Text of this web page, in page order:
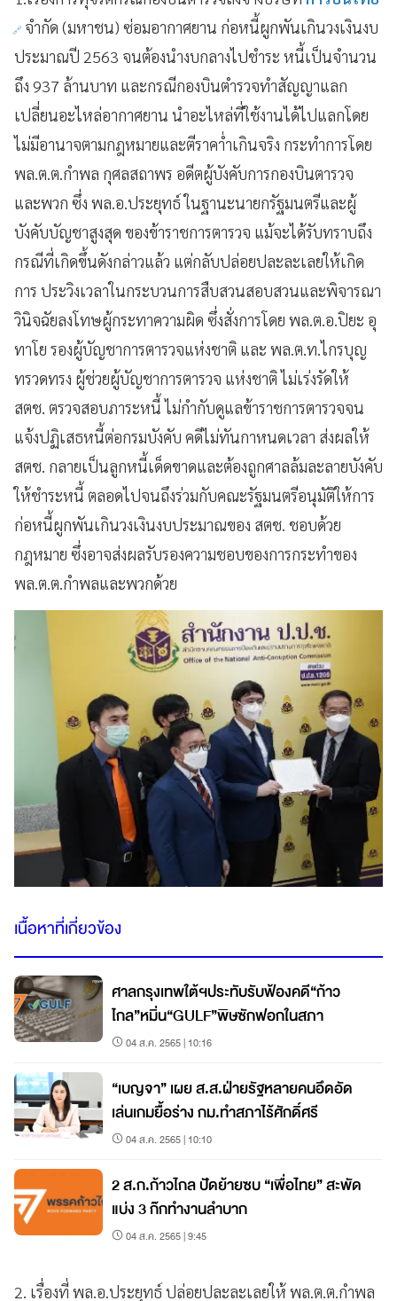
จำกัด (มหาชน) ซ่อมอากาศยาน ก่อหนี้ผูกพันเกินวงเงินงบ
ประมาณปี 2563 จนต้องนำงบกลางไปชำระ หนี้เป็นจำนวน
ถึง 937 ล้านบาท และกรณีกองบินตำรวจทำสัญญาแลก
เปลี่ยนอะไหล่อากาศยาน นำอะไหล่ที่ใช้งานได้ไปแลกโดย
ไม่มีอานาจตามกฎหมายและตีราคา่ำเกินจริง กระทำการโดย
พล.ต.ต.กำพล กุศลสถาพร อดีตผู้บังคับการกองบินตารวจ
และพวก ซึ่ง พล.อ.ประยุทธ์ ในฐานะนายกรัฐมนตรีและผู้
บังคับบัญชาสูงสุด ของข้าราชการตารวจ แม้จะได้รับทราบถึง
กรณีที่เกิดขึ้นดังกล่าวแล้ว แต่กลับปล่อยปละละเลยให้เกิด
การ ประวิงเวลาในกระบวนการสืบสวนสอบสวนและพิจารณา
วินิจฉัยลงโทษผู้กระทาความผิด ซึ่งสั่งการโดย พล.ต.อ.ปิยะ อุ
ทาโย รองผู้บัญชาการตารวจแห่งชาติ และ พล.ต.ท.ไกรบุญ
ทรวดทรง ผู้ช่วยผู้บัญชาการตารวจ แห่งชาติ ไม่เร่งรัดให้
สตช. ตรวจสอบภาระหนี้ ไม่กำกับดูแลข้าราชการตารวจจน
แจ้งปฏิเสธหนี้ต่อกรมบังคับ คดีไม่ทันกาหนดเวลา ส่งผลให้
สตช. กลายเป็นลูกหนี้เด็ดขาดและต้องถูกศาลล้มละลายบังคับ
ให้ชำระหนี้ ตลอดไปจนถึงร่วมกับคณะรัฐมนตรีอนุมัติให้การ
ก่อหนี้ผูกพันเกินวงเงินงบประมาณของ สตช. ชอบด้วย
กฎหมาย ซึ่งอาจส่งผลรับรองความชอบของการกระทำของ
พล.ต.ต.กำพลและพวกด้วย
เนื้อหาที่เกี่ยวข้อง
ศาลกรุงเทพใต้ฯประทับรับฟ้องคดี“ก้าว
ไกล”หมิ่น“GULF”พิษซักฟอกในสภา
04 ส.ค. 2565 | 10:16
“เบญจา” เผย ส.ส.ฝ่ายรัฐหลายคนอึดอัด
เล่นเกมยื้อร่าง กม.ทำสภาไร้ศักดิ์ศรี
04 ส.ค. 2565 | 10:10
2 ส.ก.ก้าวไกล ปัดย้ายซบ “เพื่อไทย” สะพัด
แบ่ง 3 ก๊กทำงานลำบาก
04 ส.ค. 2565 | 9:45
2. เรื่องที่ พล.อ.ประยุทธ์ ปล่อยปละละเลยให้ พล.ต.ต.กำพล